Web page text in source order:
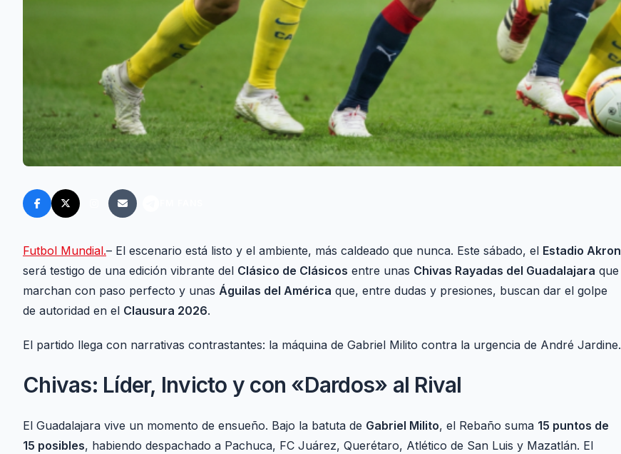
Futbol Mundial.– El escenario está listo y el ambiente, más caldeado que nunca. Este sábado, el Estadio Akron
será testigo de una edición vibrante del Clásico de Clásicos entre unas Chivas Rayadas del Guadalajara que
marchan con paso perfecto y unas Águilas del América que, entre dudas y presiones, buscan dar el golpe
de autoridad en el Clausura 2026.
El partido llega con narrativas contrastantes: la máquina de Gabriel Milito contra la urgencia de André Jardine.
Chivas: Líder, Invicto y con «Dardos» al Rival
El Guadalajara vive un momento de ensueño. Bajo la batuta de Gabriel Milito, el Rebaño suma 15 puntos de
15 posibles, habiendo despachado a Pachuca, FC Juárez, Querétaro, Atlético de San Luis y Mazatlán. El